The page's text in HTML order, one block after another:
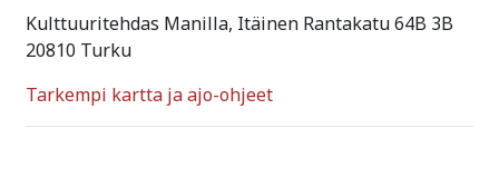
Kulttuuritehdas Manilla, Itäinen Rantakatu 64B 3B
20810 Turku
Tarkempi kartta ja ajo-ohjeet